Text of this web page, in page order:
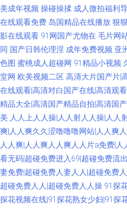
美成年视频 操碰操揉 成人微拍福利
在线观看免费 岛国精品在线播放 狠
影在线观看 91网国产尤物在 毛片网
同 国产日韩伦理淫 成年免费视频 亚
色图 蜜桃成人超碰网 91精品小视频
堂网 欧美视频二区 高清大片国产片|
在线观看|高清对白国产在线|高清观
精品大全|高清国产精品自拍|高清国
美 人人上人人操|人人射人人操|人人
爽|人人爽久久涩噜噜噜网站|人人爽
人人爽|人人爽人人爽人人片a免费|人
看无码|超碰免费进入69|超碰免费流
妻免费|超碰免费人妻人人|超碰免费
超碰免费人人|超碰免费人人操 91探
探花视频在线|91探花熟女少妇|91探